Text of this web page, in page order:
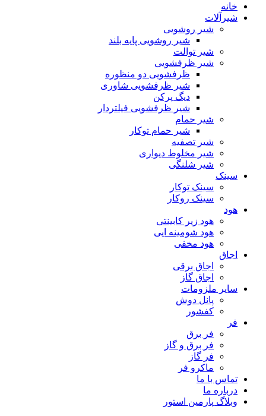
خانه
شیرآلات
شیر روشویی
شیر روشویی پایه بلند
شیر توالت
شیر ظرفشویی
ظرفشویی دو منظوره
شیر ظرفشویی شاوری
دیگ پرکن
شیر ظرفشویی فیلتردار
شیر حمام
شیر حمام توکار
شیر تصفیه
شیر مخلوط دیواری
شیر شلنگی
سینک
سینک توکار
سینک روکار
هود
هود زیر كابینتی
هود شومینه ایی
هود مخفى
اجاق
اجاق برقى
اجاق گاز
سایر ملزومات
پانل دوش
کفشور
فر
فر برق
فر برق و گاز
فر گاز
ماكرو فر
تماس با ما
درباره ما
وبلاگ پارمین استور